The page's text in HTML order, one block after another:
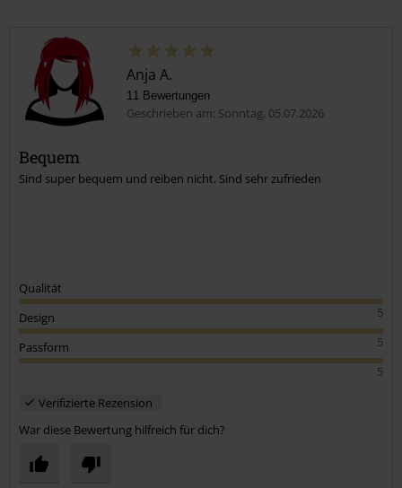
Anja A.
11 Bewertungen
Geschrieben am: Sonntag, 05.07.2026
Bequem
Sind super bequem und reiben nicht. Sind sehr zufrieden
Qualität
5
Design
5
Passform
5
Verifizierte Rezension
War diese Bewertung hilfreich für dich?